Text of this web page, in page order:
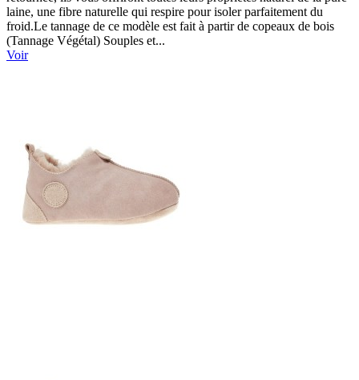
laine, une fibre naturelle qui respire pour isoler parfaitement du
froid.Le tannage de ce modèle est fait à partir de copeaux de bois
(Tannage Végétal) Souples et...
Voir